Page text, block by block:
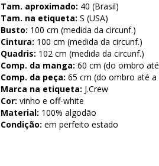
Tam. aproximado: 40 (Brasil)
Tam. na etiqueta: S (USA)
Busto: 100 cm (medida da circunf.)
Cintura: 100 cm (medida da circunf.)
Quadris: 102 cm (medida da circunf.)
Comp. da manga: 60 cm (do ombro
Comp. da peça: 65 cm (do ombro até a
Marca na etiqueta: J.Crew
Cor: vinho e off-white
Material: 100% algodão
Condição: em perfeito estado